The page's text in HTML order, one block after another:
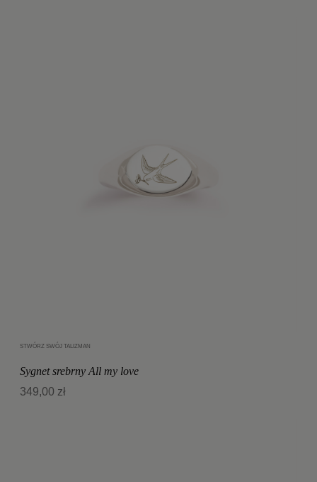
STWÓRZ SWÓJ TALIZMAN
Sygnet srebrny All my love
349,00 zł